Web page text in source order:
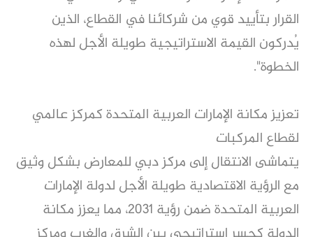
القرار بتأييد قوي من شركائنا في القطاع، الذين
يُدركون القيمة الاستراتيجية طويلة الأجل لهذه
الخطوة".
تعزيز مكانة الإمارات العربية المتحدة كمركز عالمي
لقطاع المركبات
يتماشى الانتقال إلى مركز دبي للمعارض بشكل وثيق
مع الرؤية الاقتصادية طويلة الأجل لدولة الإمارات
العربية المتحدة ضمن رؤية 2031، مما يعزز مكانة